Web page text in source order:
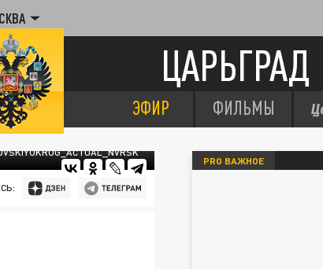
ЦАРЬГРАД
ЭФИР ФИЛЬМЫ
PRO ВАЖНОЕ